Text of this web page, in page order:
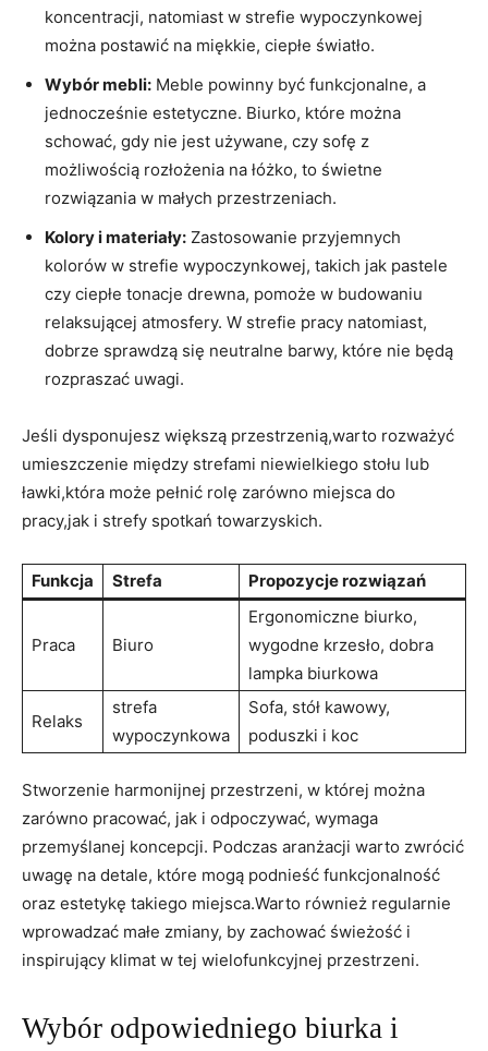
koncentracji, natomiast w strefie wypoczynkowej
można postawić na miękkie, ciepłe światło.
Wybór mebli: Meble powinny być funkcjonalne, a
jednocześnie estetyczne. Biurko, które można
schować, gdy nie jest używane, czy sofę z
możliwością rozłożenia na łóżko, to świetne
rozwiązania w małych przestrzeniach.
Kolory i materiały: Zastosowanie przyjemnych
kolorów w strefie wypoczynkowej, takich jak pastele
czy ciepłe tonacje drewna, pomoże w budowaniu
relaksującej atmosfery. W strefie pracy natomiast,
dobrze sprawdzą się neutralne barwy, które nie będą
rozpraszać uwagi.
Jeśli dysponujesz większą przestrzenią,warto rozważyć
umieszczenie między strefami niewielkiego stołu lub
ławki,która może pełnić rolę zarówno miejsca do
pracy,jak i strefy spotkań towarzyskich.
Funkcja Strefa Propozycje rozwiązań
Praca Biuro
Ergonomiczne biurko,
wygodne krzesło, dobra
lampka biurkowa
Relaks
strefa
wypoczynkowa
Sofa, stół kawowy,
poduszki i koc
Stworzenie harmonijnej przestrzeni, w której można
zarówno pracować, jak i odpoczywać, wymaga
przemyślanej koncepcji. Podczas aranżacji warto zwrócić
uwagę na detale, które mogą podnieść funkcjonalność
oraz estetykę takiego miejsca.Warto również regularnie
wprowadzać małe zmiany, by zachować świeżość i
inspirujący klimat w tej wielofunkcyjnej przestrzeni.
Wybór odpowiedniego biurka i